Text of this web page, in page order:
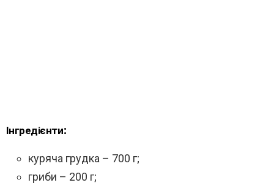
Інгредієнти:
куряча грудка – 700 г;
гриби – 200 г;